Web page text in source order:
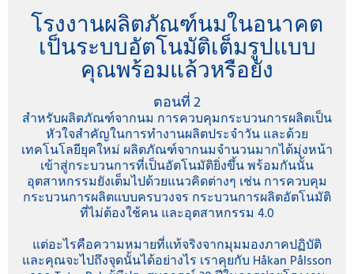
โรงงานผลิตภัณฑ์นมในอนาคต
เป็นระบบอัตโนมัติเต็มรูปแบบ
คุณพร้อมแล้วหรือยัง
ตอนที่ 2
สำหรับผลิตภัณฑ์จากนม การควบคุมกระบวนการผลิตเป็น
หัวใจสำคัญในการทำงานผลิตประจำวัน และด้วย
เทคโนโลยียุคใหม่ ผลิตภัณฑ์จากนมจำนวนมากได้มุ่งหน้า
เข้าสู่กระบวนการที่เป็นอัตโนมัติยิ่งขึ้น พร้อมกันนั้น
อุตสาหกรรมยังเต็มไปด้วยแนวคิดต่างๆ เช่น การควบคุม
กระบวนการผลิตแบบครบวงจร กระบวนการผลิตอัตโนมัติ
ที่ไม่ต้องใช้คน และอุตสาหกรรม 4.0
แต่อะไรคือความหมายที่แท้จริงจากมุมมองภาคปฏิบัติ
และคุณจะไปถึงจุดนั้นได้อย่างไร เราคุยกับ Håkan Pålsson